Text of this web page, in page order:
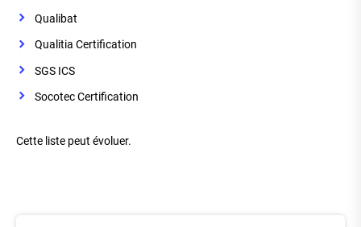
Qualibat
Qualitia Certification
SGS ICS
Socotec Certification
Cette liste peut évoluer.